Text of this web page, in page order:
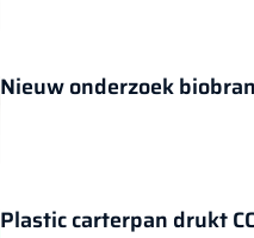
Nieuw onderzoek
Plastic carterpan drukt